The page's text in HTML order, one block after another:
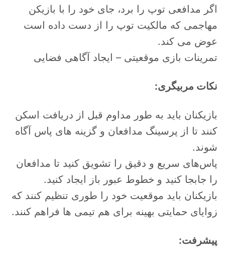
اگر مدافعی توپ را برد، جای خود را با بازیکن
مهاجمی که مالکیت توپ را از دست داده است
عوض می کند.
تمرینات بازی موقعیتی – ایجاد آگاهی فضایی
نکات مربیگری:
بازیکنان باید به طور مداوم قبل از دریافت اسکن
کنند تا از پرسینگ مدافعان و گزینه های پاس آگاه
شوند.
پاس‌های سریع و دقیق را تشویق کنید تا مدافعان
را جابجا کنید و خطوط عبور باز ایجاد کنید.
بازیکنان باید موقعیت خود را طوری تنظیم کنند که
زوایای حمایتی بهینه برای هم تیمی ها فراهم کنند.
پیشرفت: